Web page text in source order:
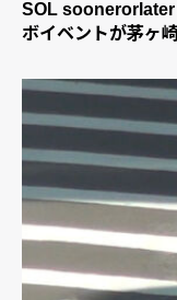
SOL soonerorlater
ボイベントが茅ヶ